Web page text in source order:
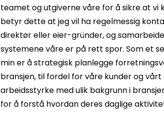
teamet og utgiverne våre for å sikre at vi
betyr dette at jeg vil ha regelmessig
direktør eller eier-gründer, og
systemene våre er på rett spor. Som et
min er å strategisk planlegge
bransjen, til fordel for våre kunder og
arbeidsstyrke med ulik bakgrunn i
for å forstå hvordan deres daglige